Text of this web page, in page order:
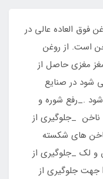
روغن فوق العاده عالی در
است. از روغن
مغز مغزی حاصل از
شود در صنایع
._رفع شوره و
_جلوگیری از
های شکسته
لک _جلوگیری از
پیری زودرس پوست _حاوی ویتامین E جهت جلوگیری از